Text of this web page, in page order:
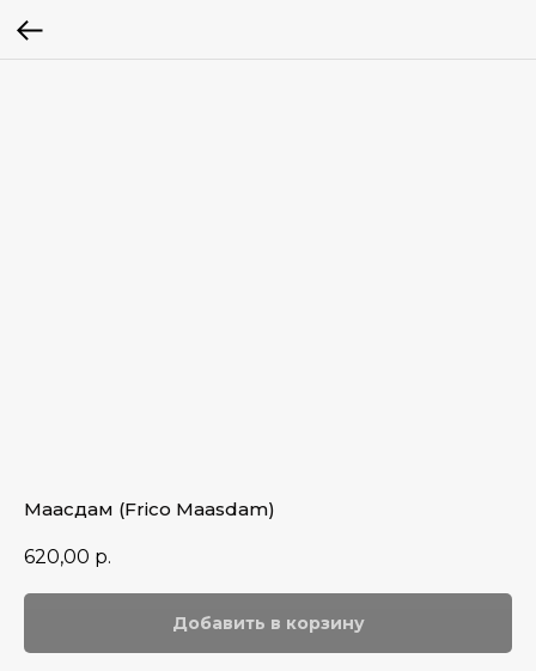
Маасдам (Frico Maasdam)
620,00 р.
Добавить в корзину